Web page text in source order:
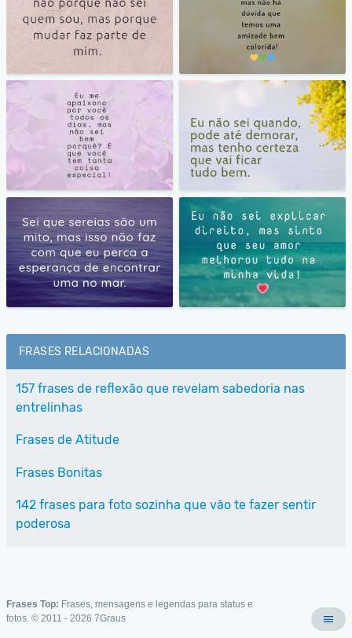
FRASES RELACIONADAS
157 frases de reflexão que revelam sabedoria nas
entrelinhas
Frases de Atitude
Frases Bonitas
142 frases para foto sozinha que vão te fazer sentir
poderosa
Frases Top: Frases, mensagens e legendas para status e
fotos. © 2011 - 2026 7Graus